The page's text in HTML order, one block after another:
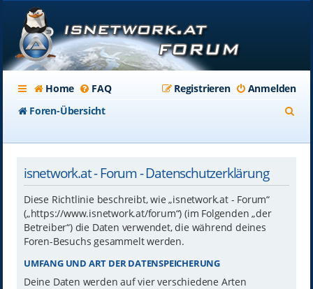
Home FAQ Anmelden
Registrieren
Foren-Übersicht
isnetwork.at - Forum - Datenschutzerklärung
Diese Richtlinie beschreibt, wie „isnetwork.at - Forum“
(„https://www.isnetwork.at/forum“) (im Folgenden „der
Betreiber“) die Daten verwendet, die während deines
Foren-Besuchs gesammelt werden.
UMFANG UND ART DER DATENSPEICHERUNG
Deine Daten werden auf vier verschiedene Arten